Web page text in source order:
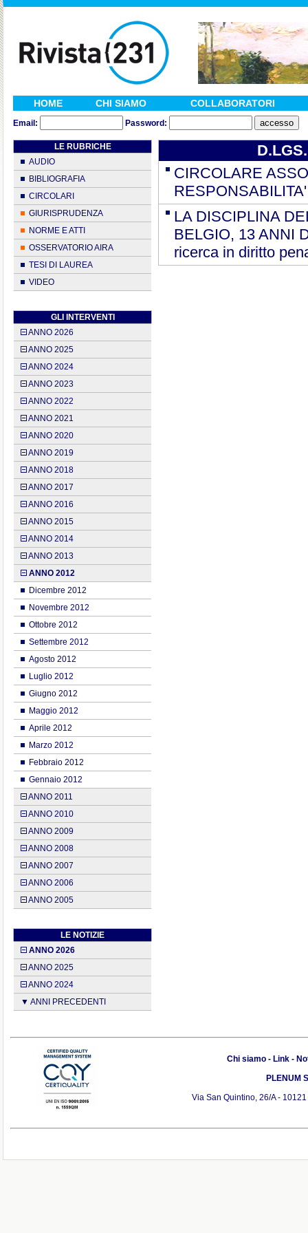
HOME CHI SIAMO COLLABORATORI
Email: Password:
LE RUBRICHE
AUDIO
BIBLIOGRAFIA
CIRCOLARI
GIURISPRUDENZA
NORME E ATTI
OSSERVATORIO AIRA
TESI DI LAUREA
VIDEO
GLI INTERVENTI
ANNO 2026
ANNO 2025
ANNO 2024
ANNO 2023
ANNO 2022
ANNO 2021
ANNO 2020
ANNO 2019
ANNO 2018
ANNO 2017
ANNO 2016
ANNO 2015
ANNO 2014
ANNO 2013
ANNO 2012
Dicembre 2012
Novembre 2012
Ottobre 2012
Settembre 2012
Agosto 2012
Luglio 2012
Giugno 2012
Maggio 2012
Aprile 2012
Marzo 2012
Febbraio 2012
Gennaio 2012
ANNO 2011
ANNO 2010
ANNO 2009
ANNO 2008
ANNO 2007
ANNO 2006
ANNO 2005
LE NOTIZIE
ANNO 2026
ANNO 2025
ANNO 2024
▼ ANNI PRECEDENTI
CIRCOLARE
LA DISCIPLINA
BELGIO, 13 ANNI
ricerca in diritto
Chi siamo - Link -
PLENUM
Via San Quintino, 26/A -